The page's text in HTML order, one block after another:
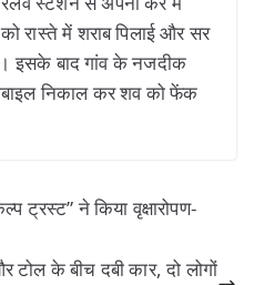
रास्ते में शराब पिलाई और सर
इसके बाद गांव के नजदीक
निकाल कर शव को फेंक
ट्रस्ट” ने किया वृक्षारोपण-
के बीच दबी कार, दो लोगों